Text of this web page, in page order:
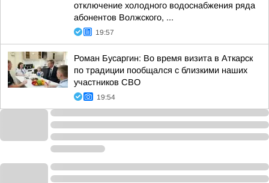
отключение холодного водоснабжения ряда
абонентов Волжского, ...
19:57
Роман Бусаргин: Во время визита в Аткарск
по традиции пообщался с близкими наших
участников СВО
19:54